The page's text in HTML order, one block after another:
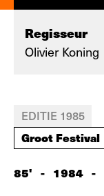
Regisseur
Olivier Koning
EDITIE 1985
Groot Festival
85' - 1984 -